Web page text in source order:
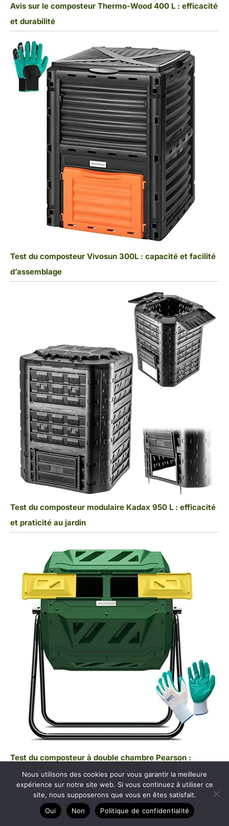
Avis sur le composteur Thermo-Wood 400 L : efficacité
et durabilité
Test du composteur Vivosun 300L : capacité et facilité
d’assemblage
Test du composteur modulaire Kadax 950 L : efficacité
et praticité au jardin
Test du composteur à double chambre Pearson :
praticité et efficacité
Copyright © 2026 Mon composteur de jardin
Nous utilisons des cookies pour vous garantir la meilleure
expérience sur notre site web. Si vous continuez à utiliser ce
site, nous supposerons que vous en êtes satisfait.
Oui
Non Politique de confidentialité